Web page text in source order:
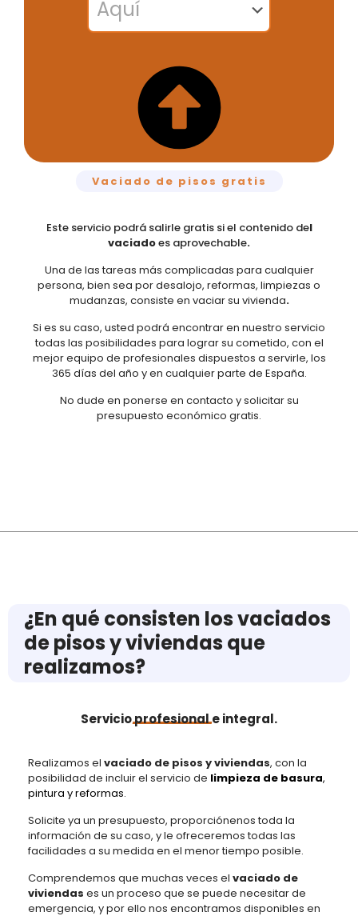
Vaciado de pisos gratis
Este servicio podrá salirle gratis si el contenido del
vaciadoes aprovechable.
Una de las tareas más complicadas para cualquier
persona, bien sea por desalojo, reformas, limpiezas o
mudanzas, consiste en vaciar su vivienda.
Si es su caso, usted podrá encontrar en nuestro servicio
todas las posibilidades para lograr su cometido, con el
mejor equipo de profesionales dispuestos a servirle, los
365 días del año y en cualquier parte de España.
No dude en ponerse en contacto y solicitar su
presupuesto económico gratis.
¿En qué consisten los vaciados
de pisos y viviendas que
realizamos?
Servicioprofesionale integral.
Realizamos el vaciado de pisos y viviendas, con la
posibilidad de incluir el servicio de limpieza de basura,
pintura yreformas.
Solicite ya un presupuesto, proporciónenos toda la
información de su caso, y le ofreceremos todas las
facilidades a su medida en el menor tiempo posible.
Comprendemos que muchas veces el vaciado de
viviendas es un proceso que se puede necesitar de
emergencia, y por ello nos encontramos disponibles en